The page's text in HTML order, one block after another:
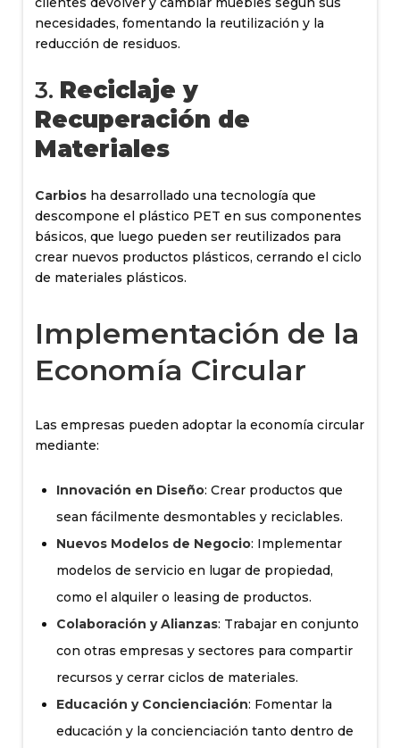
necesidades, fomentando la reutilización y la
reducción de residuos.
3. Reciclaje y
Recuperación de
Materiales
Carbios ha desarrollado una tecnología que
descompone el plástico PET en sus componentes
básicos, que luego pueden ser reutilizados para
crear nuevos productos plásticos, cerrando el ciclo
de materiales plásticos.
Implementación de la
Economía Circular
Las empresas pueden adoptar la economía circular
mediante:
Innovación en Diseño: Crear productos que
sean fácilmente desmontables y reciclables.
Nuevos Modelos de Negocio: Implementar
modelos de servicio en lugar de propiedad,
como el alquiler o leasing de productos.
Colaboración y Alianzas: Trabajar en conjunto
con otras empresas y sectores para compartir
recursos y cerrar ciclos de materiales.
Educación y Concienciación: Fomentar la
educación y la concienciación tanto dentro de